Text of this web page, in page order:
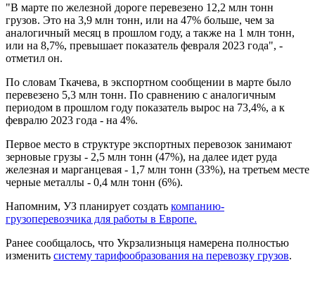
"В марте по железной дороге перевезено 12,2 млн тонн
грузов. Это на 3,9 млн тонн, или на 47% больше, чем за
аналогичный месяц в прошлом году, а также на 1 млн тонн,
или на 8,7%, превышает показатель февраля 2023 года", -
отметил он.
По словам Ткачева, в экспортном сообщении в марте было
перевезено 5,3 млн тонн. По сравнению с аналогичным
периодом в прошлом году показатель вырос на 73,4%, а к
февралю 2023 года - на 4%.
Первое место в структуре экспортных перевозок занимают
зерновые грузы - 2,5 млн тонн (47%), на далее идет руда
железная и марганцевая - 1,7 млн тонн (33%), на третьем месте
черные металлы - 0,4 млн тонн (6%).
Напомним, УЗ планирует создать компанию-
грузоперевозчика для работы в Европе.
Ранее сообщалось, что Укрзализныця намерена полностью
изменить систему тарифообразования на перевозку грузов.